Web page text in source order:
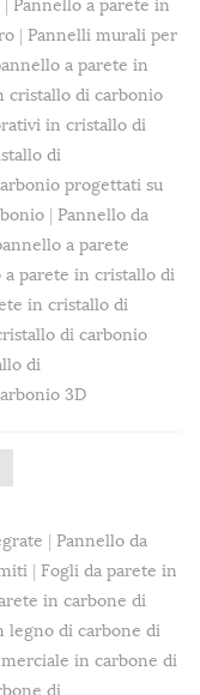
| Pannelli murali per
a parete in
cristallo di carbonio
in ​​cristallo di
di
progettati su
| Pannello da
a parete
a parete in cristallo di
in cristallo di
di carbonio
di
3D
| Pannello da
| Fogli da parete in
in carbone di
legno di carbone di
in carbone di
di